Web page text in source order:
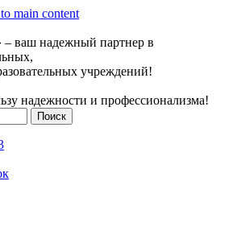
main content
ваш надежный партнер в
учреждений!
надежности и профессионализма!
Поиск